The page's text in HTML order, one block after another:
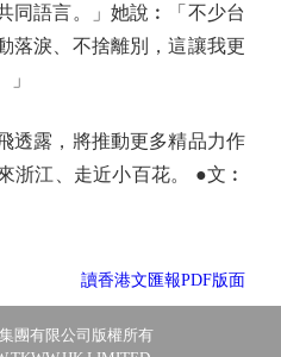
同語言。」她說︰「不少台
落淚、不捨離別，這讓我更
露，將推動更多精品力作
浙江、走近小百花。 ●文︰
讀香港文匯報PDF版面
團有限公司版權所有